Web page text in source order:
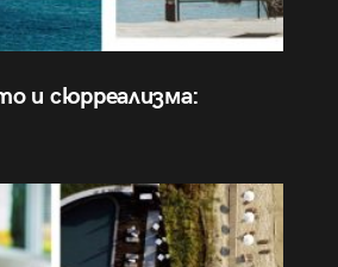
и сюрреализма: